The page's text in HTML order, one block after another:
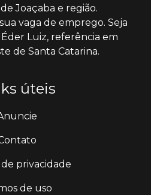
Joaçaba e região.
vaga de emprego. Seja
Luiz, referência em
de Santa Catarina.
úteis
privacidade
de uso